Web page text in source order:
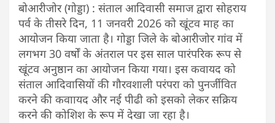
बोआरीजोर (गोड्डा) : संताल आदिवासी समाज द्वारा सोहराय
पर्व के तीसरे दिन, 11 जनवरी 2026 को खूंटव माह का
आयोजन किया जाता है। गोड्डा जिले के बोआरीजोर गांव में
लगभग 30 वर्षों के अंतराल पर इस साल पारंपरिक रूप से
खूंटव अनुष्ठान का आयोजन किया गया। इस कवायद को
संताल आदिवासियों की गौरवशाली परंपरा को पुनर्जीवित
करने की कवाायद और नई पीढी को इसको लेकर सक्रिय
करने की कोशिश के रूप में देखा जा रहा है।